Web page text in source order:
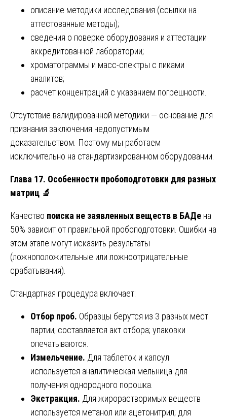
описание методики исследования (ссылки на
аттестованные методы);
сведения о поверке оборудования и аттестации
аккредитованной лаборатории;
хроматограммы и масс-спектры с пиками
аналитов;
расчет концентраций с указанием погрешности.
Отсутствие валидированной методики — основание для
признания заключения недопустимым
доказательством. Поэтому мы работаем
исключительно на стандартизированном оборудовании.
Глава 17. Особенности пробоподготовки для разных
матриц 🔬
Качество поиска не заявленных веществ в БАДе на
50% зависит от правильной пробоподготовки. Ошибки на
этом этапе могут исказить результаты
(ложноположительные или ложноотрицательные
срабатывания).
Стандартная процедура включает:
Отбор проб. Образцы берутся из 3 разных мест
партии; составляется акт отбора; упаковки
опечатываются.
Измельчение. Для таблеток и капсул
используется аналитическая мельница для
получения однородного порошка.
Экстракция. Для жирорастворимых веществ
используется метанол или ацетонитрил; для